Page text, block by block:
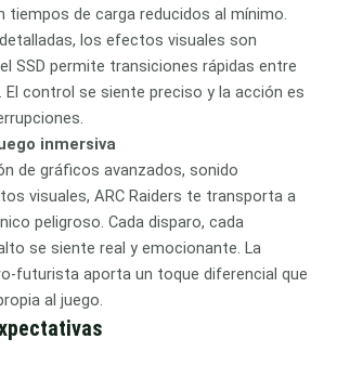
tiempos de carga reducidos al mínimo.
los efectos visuales son
SSD permite transiciones rápidas entre
El control se siente preciso y la acción es
inmersiva
de gráficos avanzados, sonido
visuales, ARC Raiders te transporta a
peligroso. Cada disparo, cada
se siente real y emocionante. La
futurista aporta un toque diferencial que
al juego.